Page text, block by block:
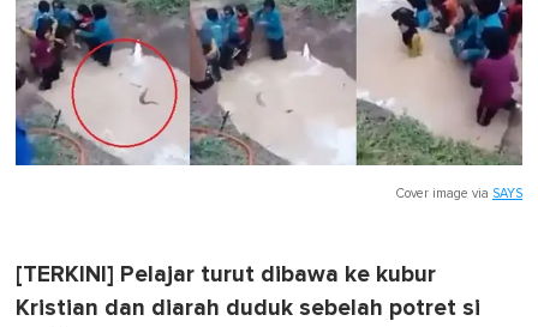
Cover image via SAYS
[TERKINI] Pelajar turut dibawa ke kubur
Kristian dan diarah duduk sebelah potret si